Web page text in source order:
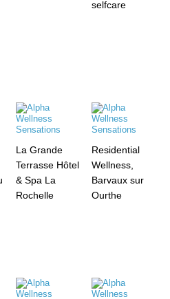
selfcare
La Grande
Terrasse Hôtel
& Spa La
Rochelle
Residential
Wellness,
Barvaux sur
Ourthe